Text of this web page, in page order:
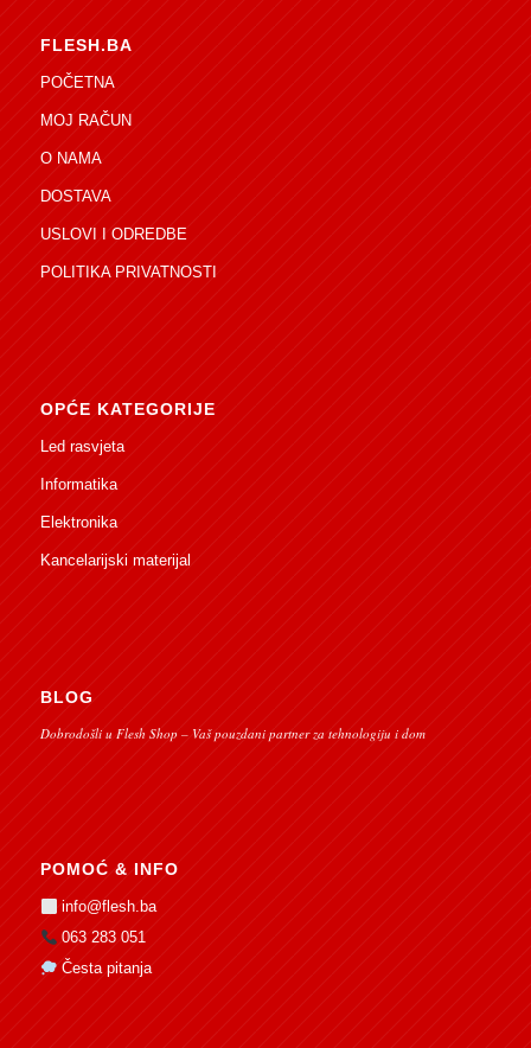
FLESH.BA
POČETNA
MOJ RAČUN
O NAMA
DOSTAVA
USLOVI I ODREDBE
POLITIKA PRIVATNOSTI
OPĆE KATEGORIJE
Led rasvjeta
Informatika
Elektronika
Kancelarijski materijal
BLOG
Dobrodošli u Flesh Shop – Vaš pouzdani partner za tehnologiju i dom
POMOĆ & INFO
info@flesh.ba
063 283 051
Česta pitanja